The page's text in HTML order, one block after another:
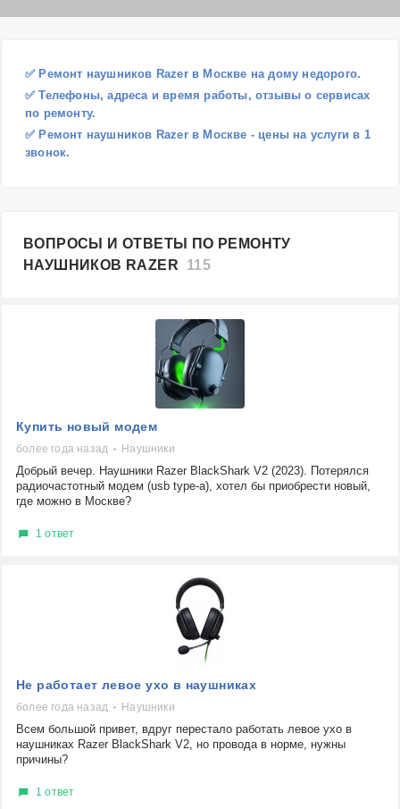
✅ Ремонт наушников Razer в Москве на дому недорого.
✅ Телефоны, адреса и время работы, отзывы о сервисах
по ремонту.
✅ Ремонт наушников Razer в Москве - цены на услуги в 1
звонок.
ВОПРОСЫ И ОТВЕТЫ ПО РЕМОНТУ
НАУШНИКОВ RAZER 115
Купить новый модем
более года назад Наушники
Добрый вечер. Наушники Razer BlackShark V2 (2023). Потерялся
радиочастотный модем (usb type-a), хотел бы приобрести новый,
где можно в Москве?
1 ответ
Не работает левое ухо в наушниках
более года назад Наушники
Всем большой привет, вдруг перестало работать левое ухо в
наушниках Razer BlackShark V2, но провода в норме, нужны
причины?
1 ответ